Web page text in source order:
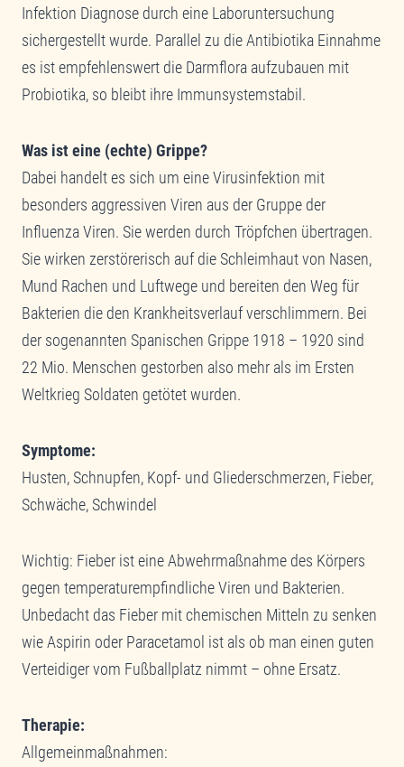
Infektion Diagnose durch eine Laboruntersuchung
sichergestellt wurde. Parallel zu die Antibiotika Einnahme
es ist empfehlenswert die Darmflora aufzubauen mit
Probiotika, so bleibt ihre Immunsystemstabil.
Was ist eine (echte) Grippe?
Dabei handelt es sich um eine Virusinfektion mit
besonders aggressiven Viren aus der Gruppe der
Influenza Viren. Sie werden durch Tröpfchen übertragen.
Sie wirken zerstörerisch auf die Schleimhaut von Nasen,
Mund Rachen und Luftwege und bereiten den Weg für
Bakterien die den Krankheitsverlauf verschlimmern. Bei
der sogenannten Spanischen Grippe 1918 – 1920 sind
22 Mio. Menschen gestorben also mehr als im Ersten
Weltkrieg Soldaten getötet wurden.
Symptome:
Husten, Schnupfen, Kopf- und Gliederschmerzen, Fieber,
Schwäche, Schwindel
Wichtig: Fieber ist eine Abwehrmaßnahme des Körpers
gegen temperaturempfindliche Viren und Bakterien.
Unbedacht das Fieber mit chemischen Mitteln zu senken
wie Aspirin oder Paracetamol ist als ob man einen guten
Verteidiger vom Fußballplatz nimmt – ohne Ersatz.
Therapie:
Allgemeinmaßnahmen: